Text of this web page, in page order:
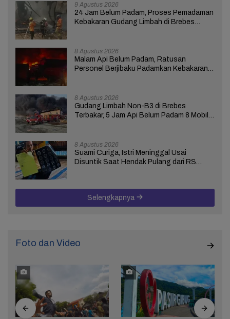
9 Agustus 2026
24 Jam Belum Padam, Proses Pemadaman
Kebakaran Gudang Limbah di Brebes
8 Agustus 2026
Malam Api Belum Padam, Ratusan
Personel Berjibaku Padamkan Kebakaran
8 Agustus 2026
Gudang Limbah Non-B3 di Brebes
Terbakar, 5 Jam Api Belum Padam 8 Mobil
8 Agustus 2026
Suami Curiga, Istri Meninggal Usai
Disuntik Saat Hendak Pulang dari RS
Selengkapnya
Foto dan Video